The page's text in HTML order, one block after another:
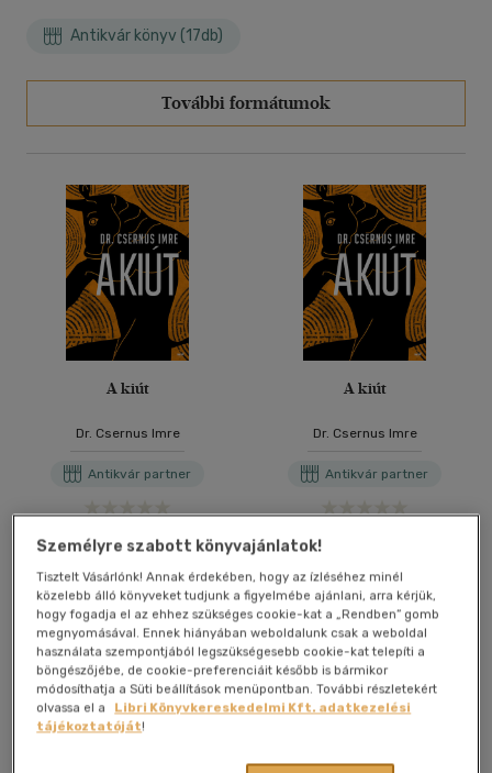
Antikvár könyv (17db)
További formátumok
A kiút
Dr. Csernus Imre
Antikvár partner
Árinformációk
Online ár:1 490 Ft
Kosárba
A kiút
Dr. Csernus Imre
Antikvár partner
Árinformációk
Online ár:1 490 Ft
Kosárba
Személyre szabott könyvajánlatok!
Tisztelt Vásárlónk! Annak érdekében, hogy az ízléséhez minél
közelebb álló könyveket tudjunk a figyelmébe ajánlani, arra kérjük,
hogy fogadja el az ehhez szükséges cookie-kat a „Rendben” gomb
megnyomásával. Ennek hiányában weboldalunk csak a weboldal
használata szempontjából legszükségesebb cookie-kat telepíti a
böngészőjébe, de cookie-preferenciáit később is bármikor
módosíthatja a Süti beállítások menüpontban. További részletekért
olvassa el a
Libri Könyvkereskedelmi Kft. adatkezelési
tájékoztatóját!